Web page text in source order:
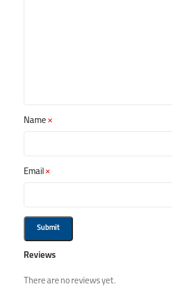
Reviews
There are no reviews yet.
Name*
Email*